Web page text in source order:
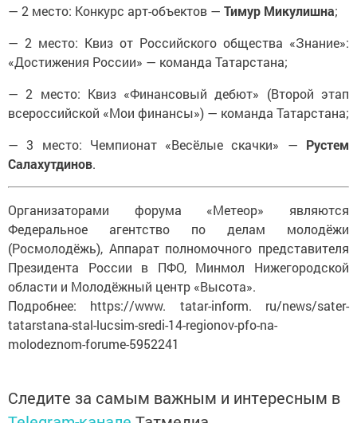
— 2 место: Конкурс арт-объектов — Тимур Микулишна;
— 2 место: Квиз от Российского общества «Знание»:
«Достижения России» — команда Татарстана;
— 2 место: Квиз «Финансовый дебют» (Второй этап
всероссийской «Мои финансы») — команда Татарстана;
— 3 место: Чемпионат «Весёлые скачки» — Рустем
Салахутдинов.
Организаторами форума «Метеор» являются
Федеральное агентство по делам молодёжи
(Росмолодёжь), Аппарат полномочного представителя
Президента России в ПФО, Минмол Нижегородской
области и Молодёжный центр «Высота».
Подробнее: https://www. tatar-inform. ru/news/sater-
tatarstana-stal-lucsim-sredi-14-regionov-pfo-na-
molodeznom-forume-5952241
Следите за самым важным и интересным в